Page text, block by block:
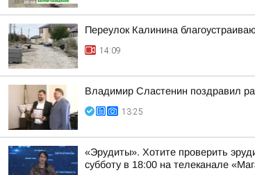
Переулок Калинина
14:09
Владимир Сластенин поздравил
13:25
«Эрудиты». Хотите проверить
субботу в 18:00 на телеканале